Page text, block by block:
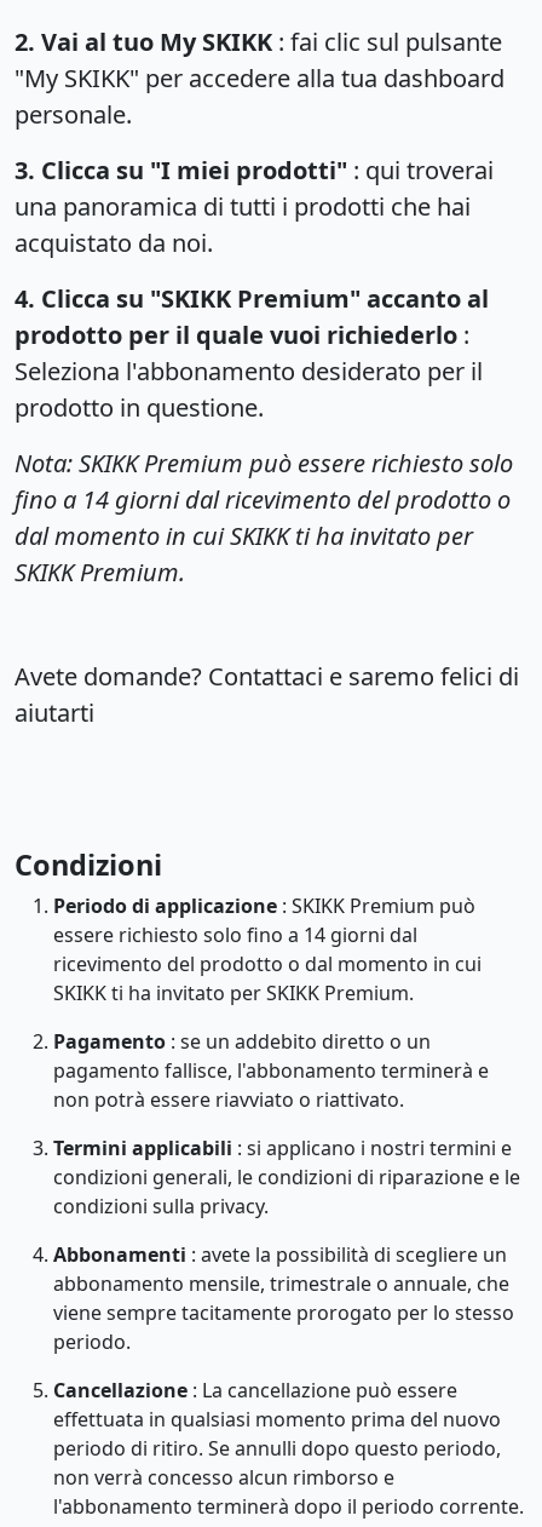
2. Vai al tuo My SKIKK : fai clic sul pulsante
"My SKIKK" per accedere alla tua dashboard
personale.
3. Clicca su "I miei prodotti" : qui troverai
una panoramica di tutti i prodotti che hai
acquistato da noi.
4. Clicca su "SKIKK Premium" accanto al
prodotto per il quale vuoi richiederlo :
Seleziona l'abbonamento desiderato per il
prodotto in questione.
Nota: SKIKK Premium può essere richiesto solo
fino a 14 giorni dal ricevimento del prodotto o
dal momento in cui SKIKK ti ha invitato per
SKIKK Premium.
Avete domande? Contattaci e saremo felici di
aiutarti
Condizioni
Periodo di applicazione : SKIKK Premium può
essere richiesto solo fino a 14 giorni dal
ricevimento del prodotto o dal momento in cui
SKIKK ti ha invitato per SKIKK Premium.
Pagamento : se un addebito diretto o un
pagamento fallisce, l'abbonamento terminerà e
non potrà essere riavviato o riattivato.
Termini applicabili : si applicano i nostri termini e
condizioni generali, le condizioni di riparazione e le
condizioni sulla privacy.
Abbonamenti : avete la possibilità di scegliere un
abbonamento mensile, trimestrale o annuale, che
viene sempre tacitamente prorogato per lo stesso
periodo.
Cancellazione : La cancellazione può essere
effettuata in qualsiasi momento prima del nuovo
periodo di ritiro. Se annulli dopo questo periodo,
non verrà concesso alcun rimborso e
l'abbonamento terminerà dopo il periodo corrente.